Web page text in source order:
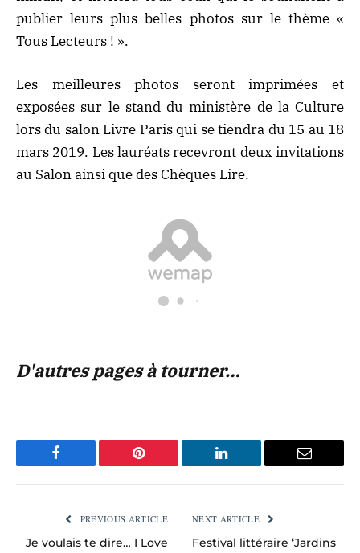
publier leurs plus belles photos sur le thème «
Tous Lecteurs ! ».
Les meilleures photos seront imprimées et
exposées sur le stand du ministère de la Culture
lors du salon Livre Paris qui se tiendra du 15 au 18
mars 2019. Les lauréats recevront deux invitations
au Salon ainsi que des Chèques Lire.
D'autres pages à tourner…
Facebook Pinterest LinkedIn Email
PREVIOUS ARTICLE
Je voulais te dire… I Love
NEXT ARTICLE
Festival littéraire ‘Jardins